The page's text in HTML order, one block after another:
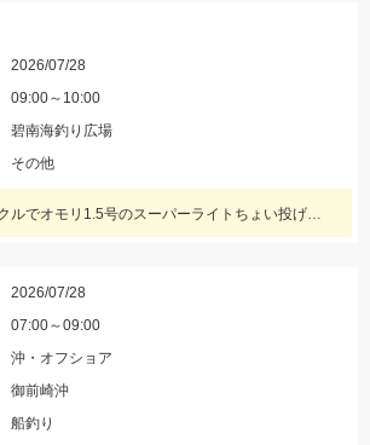
2026/07/28
09:00～10:00
碧南海釣り広場
その他
アジングタックルでオモリ1.5号のスーパーライトちょい投げスタイルでハゼ狙ってきました！！アタリ連発で良型の連掛けもあり、短時間で30匹オーバーの釣果！！エサはアピール抜群のGOLDイソメ☆彡
2026/07/28
07:00～09:00
沖・オフショア
御前崎沖
船釣り